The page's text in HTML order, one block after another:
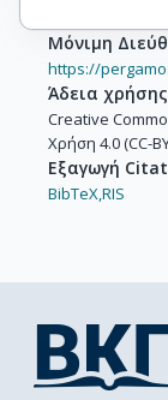
Μόνιμη
https://
Άδεια χρήσης
Creative
Χρήση 4.0 (CC-
Εξαγωγή
BibTeX,RIS